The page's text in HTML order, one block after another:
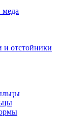
меда
и отстойники